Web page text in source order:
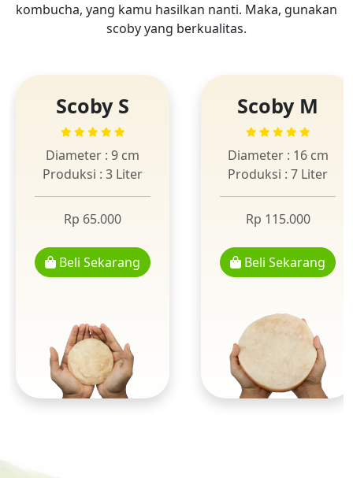
kombucha, yang kamu hasilkan nanti. Maka, gunakan
scoby yang berkualitas.
Scoby S
Diameter : 9 cm
Produksi : 3 Liter
Rp 65.000
Beli Sekarang
Scoby M
Diameter : 16 cm
Produksi : 7 Liter
Rp 115.000
Beli Sekarang